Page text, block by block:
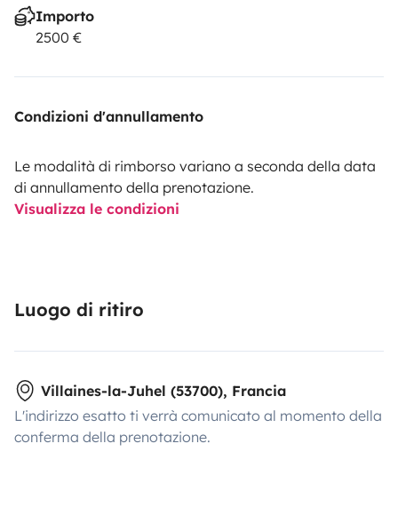
Importo
2500 €
Condizioni d'annullamento
Le modalità di rimborso variano a seconda della data
di annullamento della prenotazione.
Visualizza le condizioni
Luogo di ritiro
Villaines-la-Juhel (53700), Francia
L'indirizzo esatto ti verrà comunicato al momento della
conferma della prenotazione.